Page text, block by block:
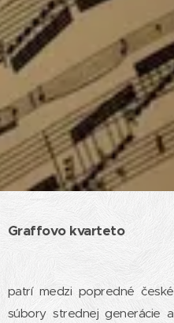
Graffovo kvarteto
patrí medzi popredné české
súbory strednej generácie a